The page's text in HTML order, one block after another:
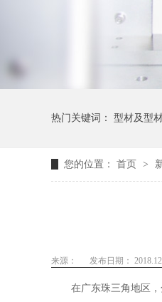
热门关键词： 型材及型
您的位置： 首页 >
来源： 发布日期：
在广东珠三角地区